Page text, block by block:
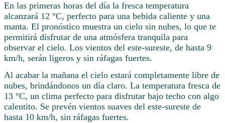
En las primeras horas del día la fresca temperatura
alcanzará 12 °C, perfecto para una bebida caliente y una
manta. El pronóstico muestra un cielo sin nubes, lo que te
permitirá disfrutar de una atmósfera tranquila para
observar el cielo. Los vientos del este-sureste, de hasta 9
km/h, serán ligeros y sin ráfagas fuertes.
Al acabar la mañana el cielo estará completamente libre de
nubes, brindándonos un día claro. La temperatura fresca de
13 °C, un clima perfecto para disfrutar bajo techo con algo
calentito. Se prevén vientos suaves del este-sureste de
hasta 10 km/h, sin ráfagas fuertes.